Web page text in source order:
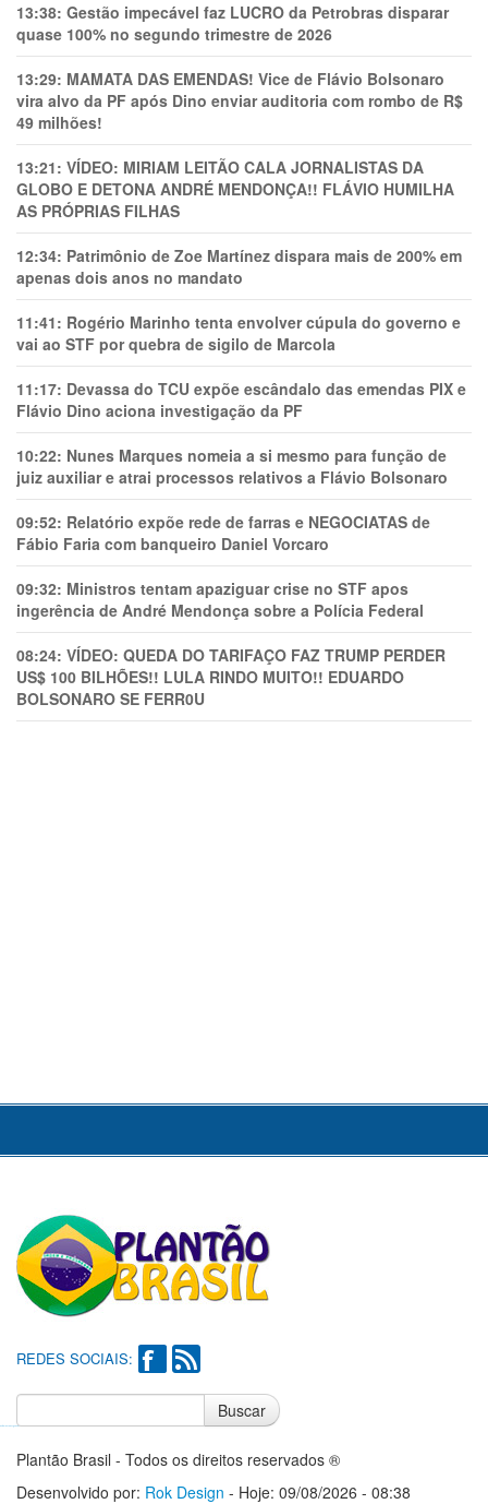
13:38: Gestão impecável faz LUCRO da Petrobras disparar
quase 100% no segundo trimestre de 2026
13:29: MAMATA DAS EMENDAS! Vice de Flávio Bolsonaro
vira alvo da PF após Dino enviar auditoria com rombo de R$
49 milhões!
13:21: VÍDEO: MIRIAM LEITÃO CALA JORNALISTAS DA
GLOBO E DETONA ANDRÉ MENDONÇA!! FLÁVIO HUMILHA
AS PRÓPRIAS FILHAS
12:34: Patrimônio de Zoe Martínez dispara mais de 200% em
apenas dois anos no mandato
11:41: Rogério Marinho tenta envolver cúpula do governo e
vai ao STF por quebra de sigilo de Marcola
11:17: Devassa do TCU expõe escândalo das emendas PIX e
Flávio Dino aciona investigação da PF
10:22: Nunes Marques nomeia a si mesmo para função de
juiz auxiliar e atrai processos relativos a Flávio Bolsonaro
09:52: Relatório expõe rede de farras e NEGOCIATAS de
Fábio Faria com banqueiro Daniel Vorcaro
09:32: Ministros tentam apaziguar crise no STF apos
ingerência de André Mendonça sobre a Polícia Federal
08:24: VÍDEO: QUEDA DO TARIFAÇO FAZ TRUMP PERDER
US$ 100 BILHÕES!! LULA RINDO MUITO!! EDUARDO
BOLSONARO SE FERR0U
REDES SOCIAIS:
Buscar
Plantão Brasil - Todos os direitos reservados ®
Desenvolvido por: Rok Design - Hoje: 09/08/2026 - 08:38